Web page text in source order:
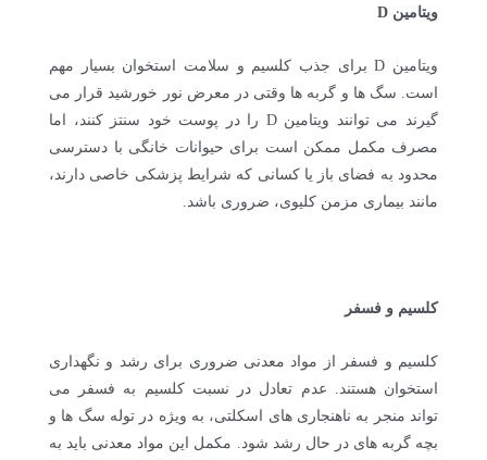
ویتامین D
ویتامین D برای جذب کلسیم و سلامت استخوان بسیار مهم
است. سگ ها و گربه ها وقتی در معرض نور خورشید قرار می
گیرند می توانند ویتامین D را در پوست خود سنتز کنند، اما
مصرف مکمل ممکن است برای حیوانات خانگی با دسترسی
محدود به فضای باز یا کسانی که شرایط پزشکی خاصی دارند،
مانند بیماری مزمن کلیوی، ضروری باشد.
کلسیم و فسفر
کلسیم و فسفر از مواد معدنی ضروری برای رشد و نگهداری
استخوان هستند. عدم تعادل در نسبت کلسیم به فسفر می
تواند منجر به ناهنجاری های اسکلتی، به ویژه در توله سگ ها و
بچه گربه های در حال رشد شود. مکمل این مواد معدنی باید به